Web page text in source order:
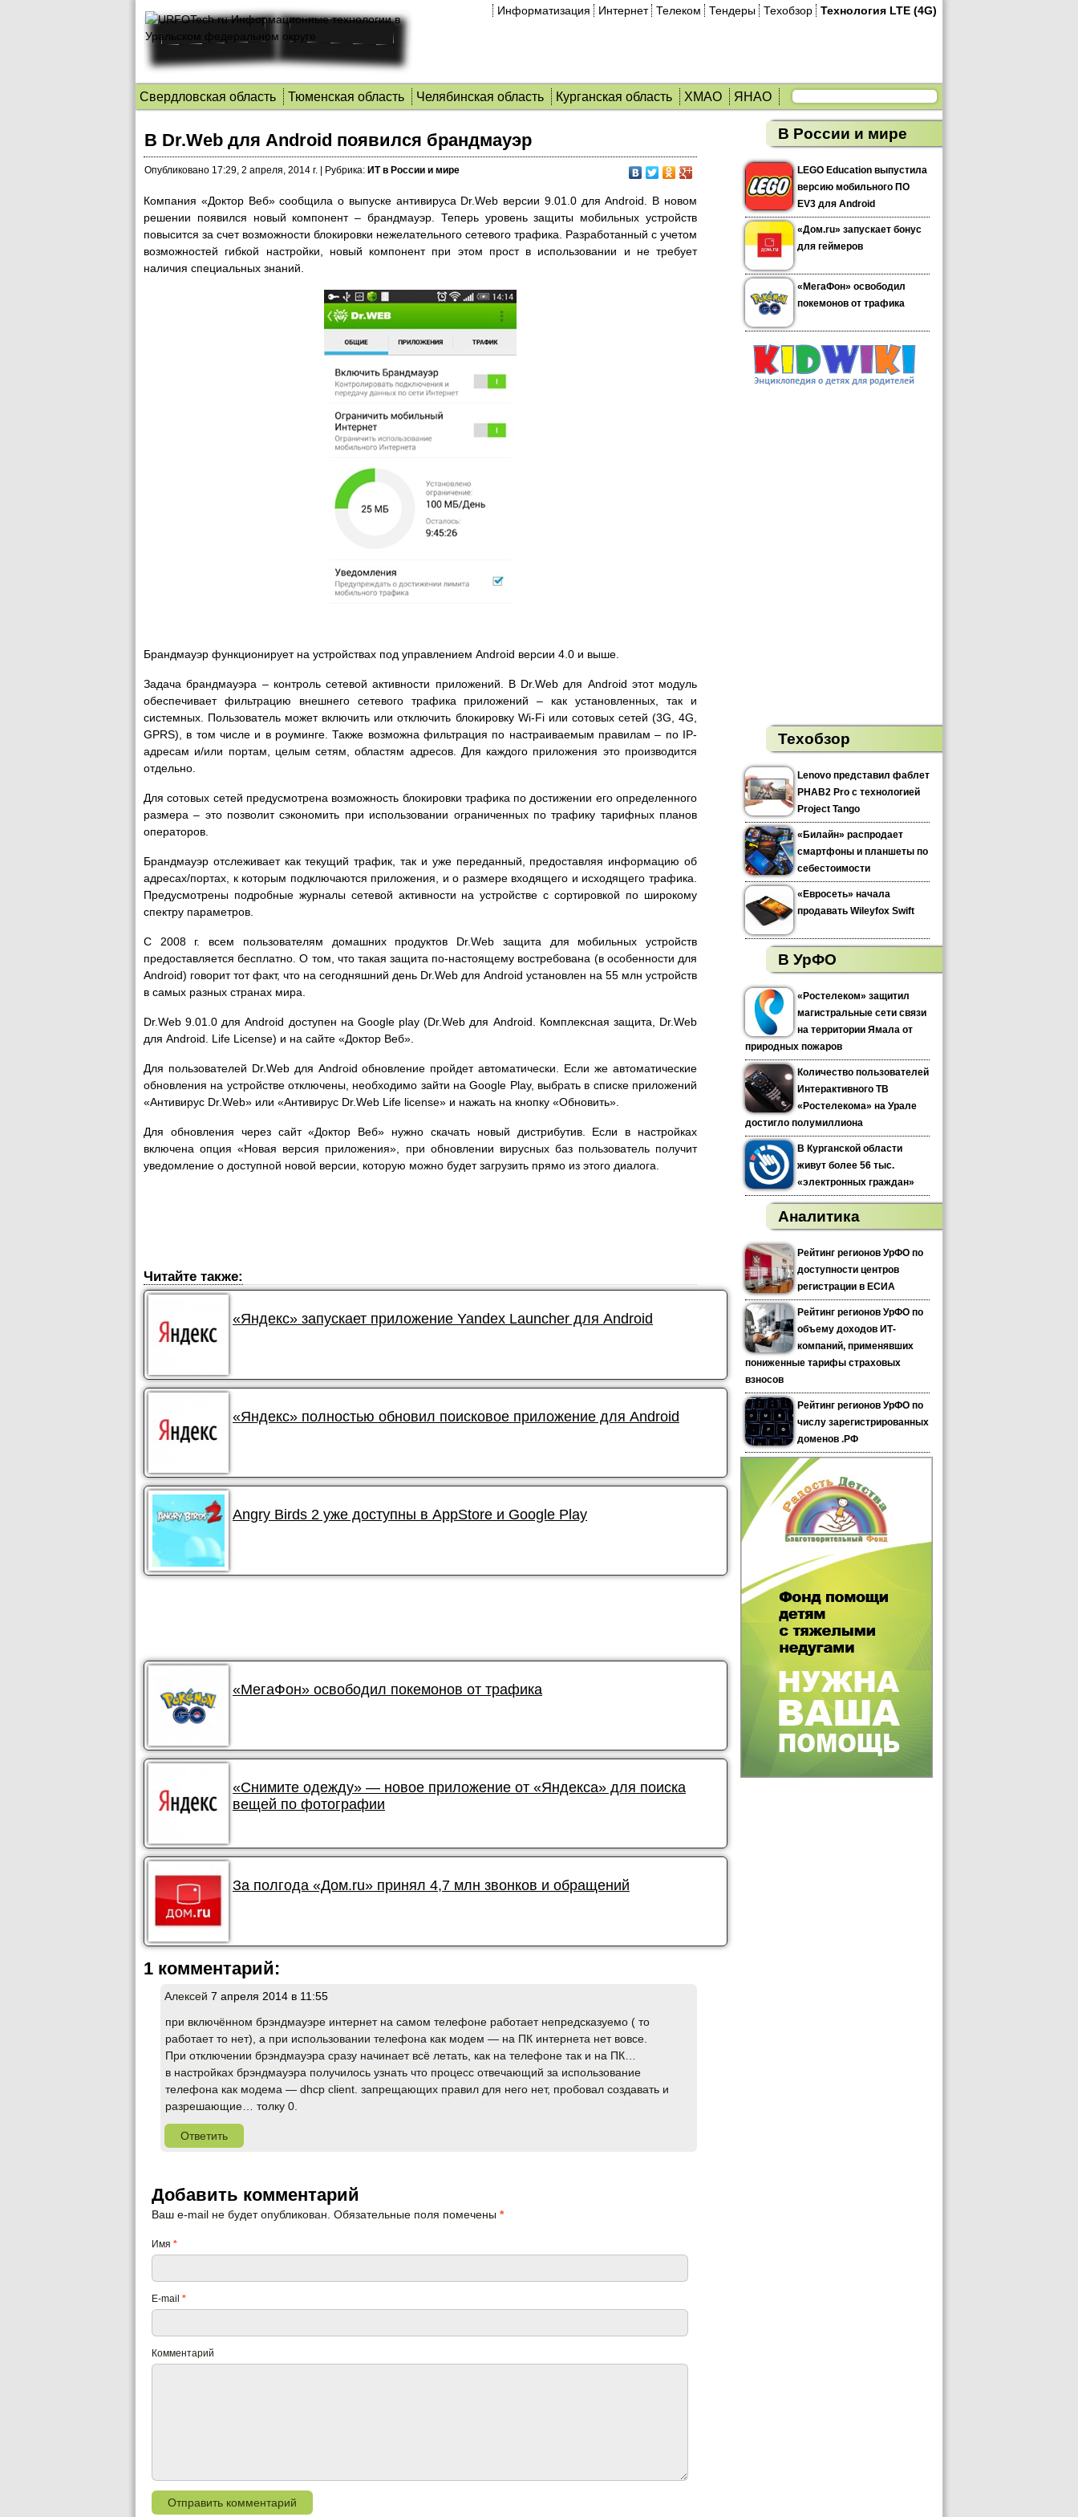
Информатизация Интернет Телеком Тендеры Техобзор Технология LTE (4G)
Свердловская область Тюменская область Челябинская область Курганская область ХМАО ЯНАО
В Dr.Web для Android появился брандмауэр
Опубликовано 17:29, 2 апреля, 2014 г. Рубрика: ИТ в России и мире
Компания «Доктор Веб» сообщила о выпуске антивируса Dr.Web версии 9.01.0 для Android. В новом
решении появился новый компонент – брандмауэр. Теперь уровень защиты мобильных устройств
повысится за счет возможности блокировки нежелательного сетевого трафика. Разработанный с учетом
возможностей гибкой настройки, новый компонент при этом прост в использовании и не требует
наличия специальных знаний.
Брандмауэр функционирует на устройствах под управлением Android версии 4.0 и выше.
Задача брандмауэра – контроль сетевой активности приложений. В Dr.Web для Android этот модуль
обеспечивает фильтрацию внешнего сетевого трафика приложений – как установленных, так и
системных. Пользователь может включить или отключить блокировку Wi-Fi или сотовых сетей (3G, 4G,
GPRS), в том числе и в роуминге. Также возможна фильтрация по настраиваемым правилам – по IP-
адресам и/или портам, целым сетям, областям адресов. Для каждого приложения это производится
отдельно.
Для сотовых сетей предусмотрена возможность блокировки трафика по достижении его определенного
размера – это позволит сэкономить при использовании ограниченных по трафику тарифных планов
операторов.
Брандмауэр отслеживает как текущий трафик, так и уже переданный, предоставляя информацию об
адресах/портах, к которым подключаются приложения, и о размере входящего и исходящего трафика.
Предусмотрены подробные журналы сетевой активности на устройстве с сортировкой по широкому
спектру параметров.
С 2008 г. всем пользователям домашних продуктов Dr.Web защита для мобильных устройств
предоставляется бесплатно. О том, что такая защита по-настоящему востребована (в особенности для
Android) говорит тот факт, что на сегодняшний день Dr.Web для Android установлен на 55 млн устройств
в самых разных странах мира.
Dr.Web 9.01.0 для Android доступен на Google play (Dr.Web для Android. Комплексная защита, Dr.Web
для Android. Life License) и на сайте «Доктор Веб».
Для пользователей Dr.Web для Android обновление пройдет автоматически. Если же автоматические
обновления на устройстве отключены, необходимо зайти на Google Play, выбрать в списке приложений
«Антивирус Dr.Web» или «Антивирус Dr.Web Life license» и нажать на кнопку «Обновить».
Для обновления через сайт «Доктор Веб» нужно скачать новый дистрибутив. Если в настройках
включена опция «Новая версия приложения», при обновлении вирусных баз пользователь получит
уведомление о доступной новой версии, которую можно будет загрузить прямо из этого диалога.
Читайте также:
«Яндекс» запускает приложение Yandex Launcher для Android
«Яндекс» полностью обновил поисковое приложение для Android
Angry Birds 2 уже доступны в AppStore и Google Play
«МегаФон» освободил покемонов от трафика
«Снимите одежду» — новое приложение от «Яндекса» для поиска
вещей по фотографии
За полгода «Дом.ru» принял 4,7 млн звонков и обращений
1 комментарий:
Алексей 7 апреля 2014 в 11:55
при включённом брэндмауэре интернет на самом телефоне работает непредсказуемо ( то
работает то нет), а при использовании телефона как модем — на ПК интернета нет вовсе.
При отключении брэндмауэра сразу начинает всё летать, как на телефоне так и на ПК…
в настройках брэндмауэра получилось узнать что процесс отвечающий за использование
телефона как модема — dhcp client. запрещающих правил для него нет, пробовал создавать и
разрешающие… толку 0.
Ответить
Добавить комментарий
Ваш e-mail не будет опубликован. Обязательные поля помечены *
Имя *
E-mail *
Комментарий
В России и мире
LEGO Education выпустила
версию мобильного ПО
EV3 для Android
«Дом.ru» запускает бонус
для геймеров
«МегаФон» освободил
покемонов от трафика
Техобзор
Lenovo представил фаблет
PHAB2 Pro с технологией
Project Tango
«Билайн» распродает
смартфоны и планшеты по
себестоимости
«Евросеть» начала
продавать Wileyfox Swift
В УрФО
«Ростелеком» защитил
магистральные сети связи
на территории Ямала от
природных пожаров
Количество пользователей
Интерактивного ТВ
«Ростелекома» на Урале
достигло полумиллиона
В Курганской области
живут более 56 тыс.
«электронных граждан»
Аналитика
Рейтинг регионов УрФО по
доступности центров
регистрации в ЕСИА
Рейтинг регионов УрФО по
объему доходов ИТ-
компаний, применявших
пониженные тарифы страховых
взносов
Рейтинг регионов УрФО по
числу зарегистрированных
доменов .РФ